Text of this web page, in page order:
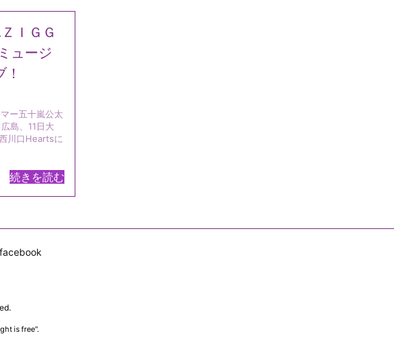
ＩＧＧ
ュージ
ー五十嵐公太
島、11日大
川口Heartsに
続きを読む
facebook
is free".